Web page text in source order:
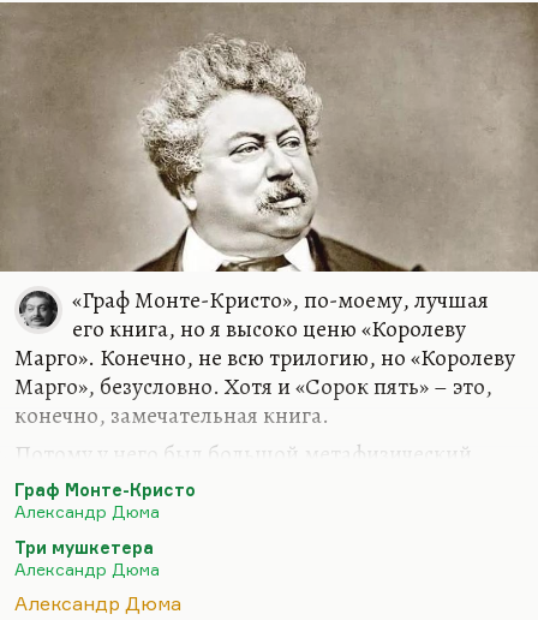
«Граф Монте-Кристо», по-моему, лучшая
его книга, но я высоко ценю «Королеву
Марго». Конечно, не всю трилогию, но «Королеву
Марго», безусловно. Хотя и «Сорок пять» – это,
конечно, замечательная книга.
Потому у него был большой метафизический
роман о Вечном жиде, насколько я помню.
Конечно, надо читать «Записки учителя
фехтования» в обязательном порядке. Наверное,
имеет смысл почитать его новеллу «Семейство
Ченчи». В числе многих историй, таких
Граф Монте-Кристо
Александр Дюма
Три мушкетера
Александр Дюма
Александр Дюма